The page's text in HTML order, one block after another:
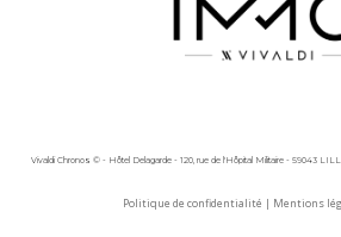
Vivaldi Chronos © - Hôtel Delagarde - 120, rue de l'Hôpital Militaire - 59043
Politique de confidentialité | Mentions